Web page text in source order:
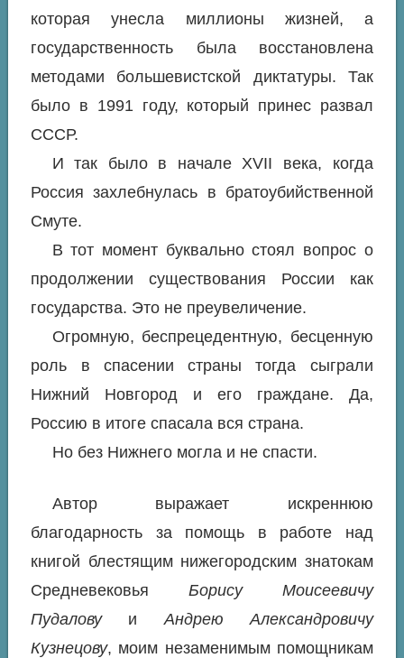
которая унесла миллионы жизней, а
государственность была восстановлена
методами большевистской диктатуры. Так
было в 1991 году, который принес развал
СССР.
И так было в начале XVII века, когда
Россия захлебнулась в братоубийственной
Смуте.
В тот момент буквально стоял вопрос о
продолжении существования России как
государства. Это не преувеличение.
Огромную, беспрецедентную, бесценную
роль в спасении страны тогда сыграли
Нижний Новгород и его граждане. Да,
Россию в итоге спасала вся страна.
Но без Нижнего могла и не спасти.
Автор выражает искреннюю
благодарность за помощь в работе над
книгой блестящим нижегородским знатокам
Средневековья Борису Моисеевичу
Пудаловуи Андрею Александровичу
Кузнецову, моим незаменимым помощникам